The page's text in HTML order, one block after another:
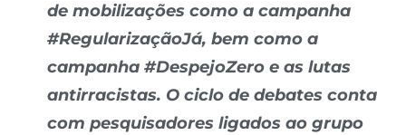
de mobilizações como a campanha
#RegularizaçãoJá, bem como a
campanha #DespejoZero e as lutas
antirracistas. O ciclo de debates conta
com pesquisadores ligados ao grupo